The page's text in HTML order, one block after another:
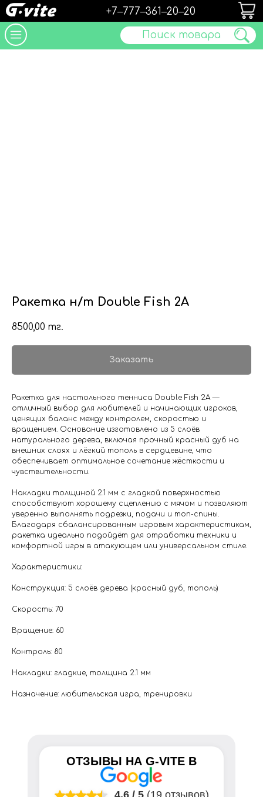
Поиск товара
+7‒777‒361‒20‒20
Ракетка н/т Double Fish 2A
8500,00 тг.
Заказать
Ракетка для настольного тенниса Double Fish 2A —
отличный выбор для любителей и начинающих игроков,
ценящих баланс между контролем, скоростью и
вращением. Основание изготовлено из 5 слоёв
натурального дерева, включая прочный красный дуб на
внешних слоях и лёгкий тополь в сердцевине, что
обеспечивает оптимальное сочетание жёсткости и
чувствительности.
Накладки толщиной 2.1 мм с гладкой поверхностью
способствуют хорошему сцеплению с мячом и позволяют
уверенно выполнять подрезки, подачи и топ-спины.
Благодаря сбалансированным игровым характеристикам,
ракетка идеально подойдёт для отработки техники и
комфортной игры в атакующем или универсальном стиле.
Характеристики:
Конструкция: 5 слоёв дерева (красный дуб, тополь)
Скорость: 70
Вращение: 60
Контроль: 80
Накладки: гладкие, толщина 2.1 мм
Назначение: любительская игра, тренировки
ОТЗЫВЫ НА G-VITE В
4.6 / 5 (19 отзывов)